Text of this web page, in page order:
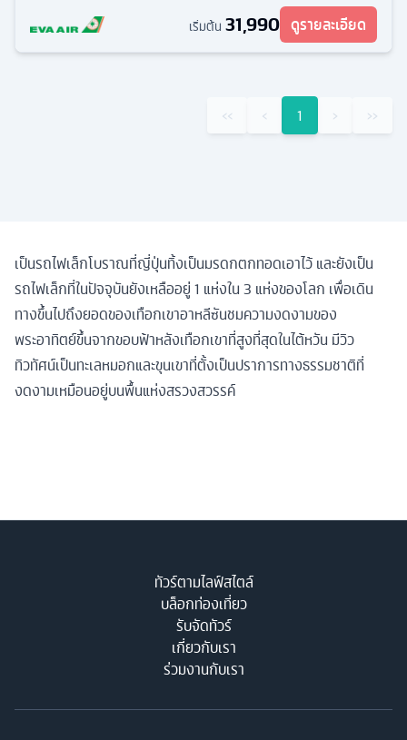
เริ่มต้น 31,990 ดูรายละเอียด
‹‹ ‹ 1 › ››
เป็นรถไฟเล็กโบราณที่ญี่ปุ่นทิ้งเป็นมรดกตกทอดเอาไว้ และยังเป็น
รถไฟเล็กที่ในปัจจุบันยังเหลืออยู่ 1 แห่งใน 3 แห่งของโลก เพื่อเดิน
ทางขึ้นไปถึงยอดของเทือกเขาอาหลีซันชมความงดงามของ
พระอาทิตย์ขึ้นจากขอบฟ้าหลังเทือกเขาที่สูงที่สุดในไต้หวัน มีวิว
ทิวทัศน์เป็นทะเลหมอกและขุนเขาที่ตั้งเป็นปราการทางธรรมชาติที่
งดงามเหมือนอยู่บนพื้นแห่งสรวงสวรรค์
ทัวร์ตามไลฟ์สไตล์
บล็อกท่องเที่ยว
รับจัดทัวร์
เกี่ยวกับเรา
ร่วมงานกับเรา